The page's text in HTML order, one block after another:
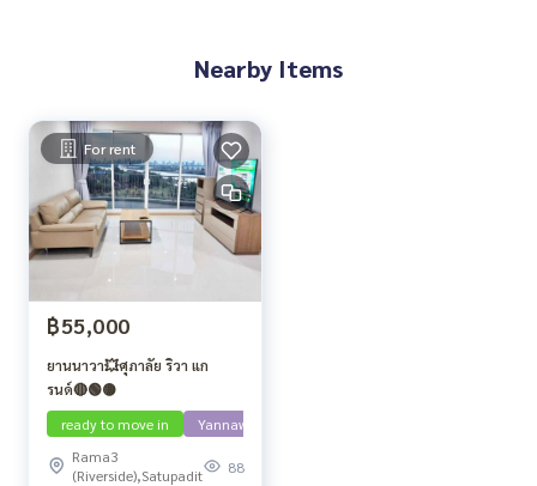
Nearby Items
For rent
฿55,000
ยานนาวา💥ศุภาลัย ริวา แก
รนด์🔴🟢🟡
ready to move in
Yannawa
Rama3
(Riverside),Satupadit
88